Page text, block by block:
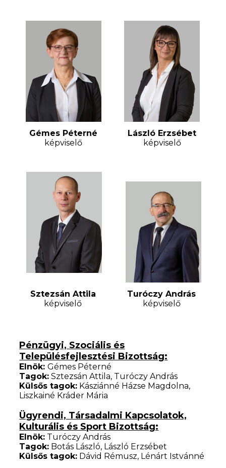
Gémes Péterné
képviselő
László Erzsébet
képviselő
Sztezsán Attila
képviselő
Turóczy András
képviselő
Pénzügyi, Szociális és
Településfejlesztési Bizottság:
Elnök:Gémes Péterné
Tagok: Sztezsán Attila, Turóczy András
Külsős tagok: Kásziánné Házse Magdolna,
Liszkainé Kráder Mária
Ügyrendi, Társadalmi Kapcsolatok,
Kulturális és Sport Bizottság:
Elnök: Turóczy András
Tagok: Botás László, László Erzsébet
Külsős tagok: Dávid Rémusz, Lénárt Istvánné